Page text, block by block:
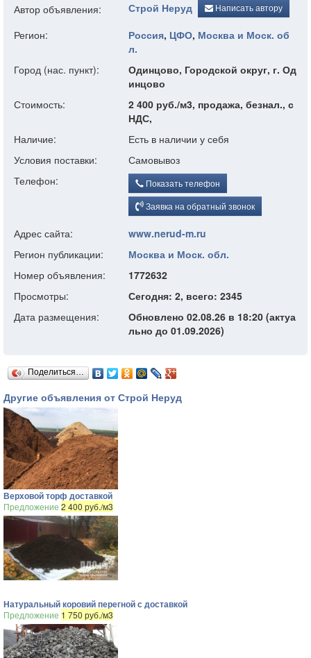
Автор объявления: Строй Неруд Написать автору
Регион: Россия, ЦФО, Москва и Моск. об
л.
Город (нас. пункт):
Одинцово, Городской округ, г. Од
инцово
Стоимость:
2 400 руб./м3, продажа, безнал., с
НДС,
Наличие:
Есть в наличии у себя
Условия поставки:
Самовывоз
Телефон:
Показать телефон
Заявка на обратный звонок
Адрес сайта:
www.nerud-m.ru
Регион публикации:
Москва и Моск. обл.
Номер объявления:
1772632
Просмотры:
Сегодня: 2, всего: 2345
Дата размещения:
Обновлено 02.08.26 в 18:20 (актуа
льно до 01.09.2026)
Поделиться…
Другие объявления от Строй Неруд
Верховой торф доставкой
Предложение 2 400 руб./м3
Натуральный коровий перегной с доставкой
Предложение 1 750 руб./м3